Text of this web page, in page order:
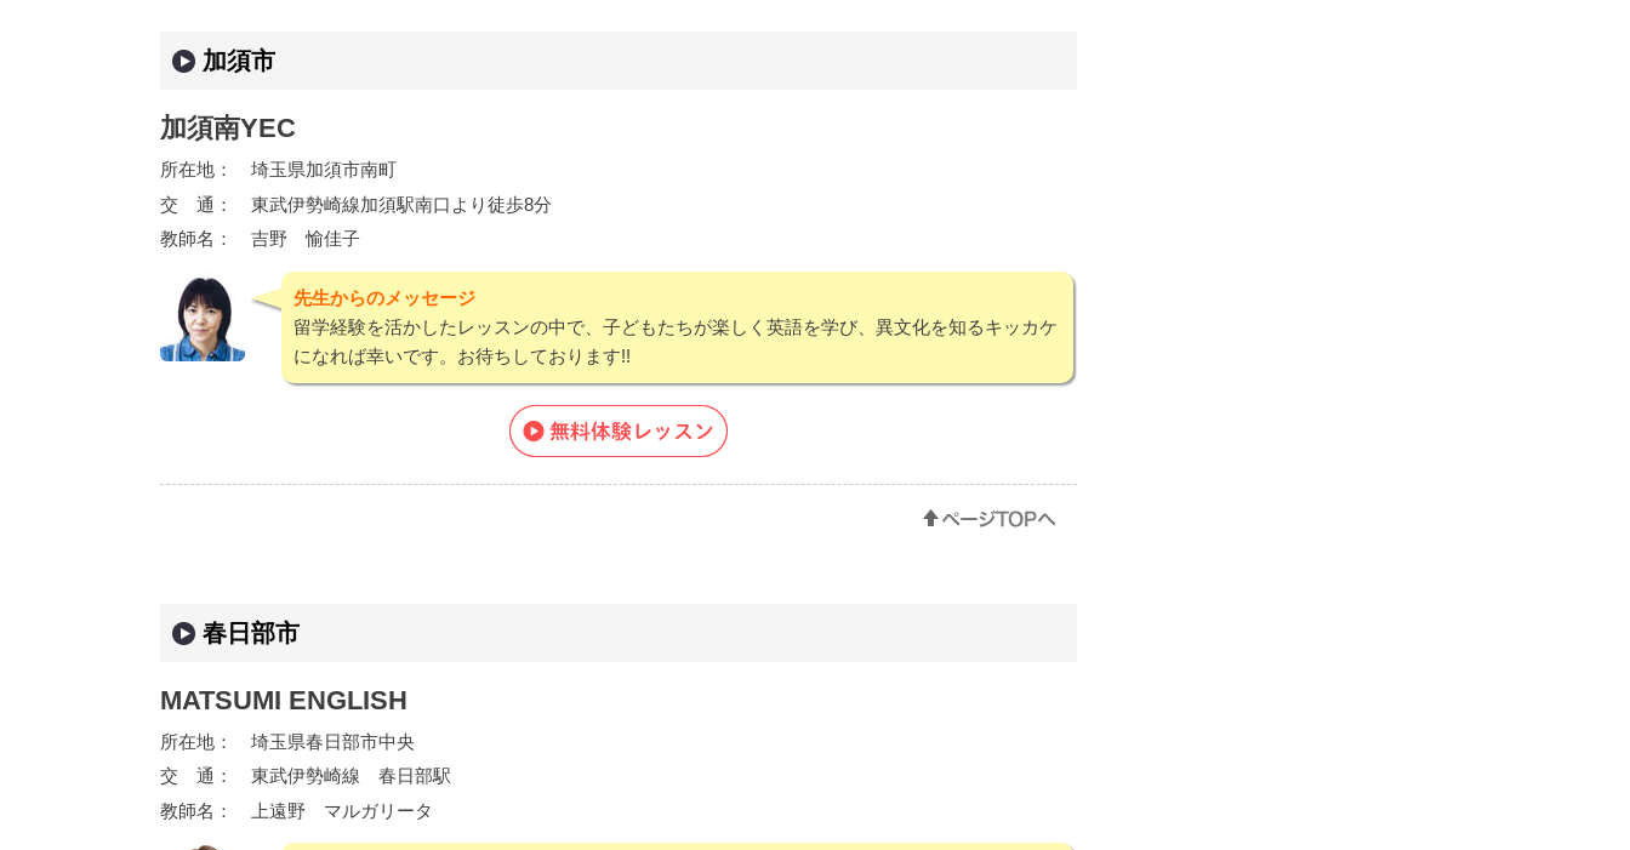
加須市
加須南YEC
所在地：
埼玉県加須市南町
交 通：
東武伊勢崎線加須駅南口より徒歩8分
教師名：
吉野 愉佳子
先生からのメッセージ
留学経験を活かしたレッスンの中で、子どもたちが楽しく英語を学び、異文化を知るキッカケ
になれば幸いです。お待ちしております!!
春日部市
MATSUMI ENGLISH
所在地：
埼玉県春日部市中央
交 通：
東武伊勢崎線 春日部駅
教師名：
上遠野 マルガリータ